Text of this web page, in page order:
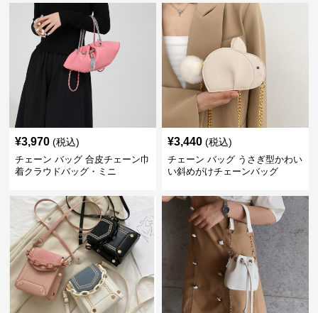
¥3,970 (税込)
チェーン バッグ 合皮チェーン巾
着クラウドバッグ・ミニ
¥3,440 (税込)
チェーン バッグ うさぎ型かわい
い斜めがけチェーンバッグ